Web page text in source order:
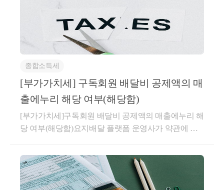
질의내용
○ 종전주택(A)을 보유한 1세대가 B토지
위에 건물을 신축하여 B주택(겸용주택,
다가구주택)을 취득한 경우 종전주택(A)
양도시 일시적 2주택 비과세 특례 적용
이 가능한지
3. 관련사례
○ 사전-2015-법령해석재산-0097,
「소득세법 시행령」제167조의3 제1항
제2호 각 목에 따른 주택(장기임대주택)
과 그 밖의 1주택(거주주택)을 국내에 소
차계약에 해당하는지사전-2026-법규재산-0087등록일
자 : 2026.04.30.생산일자 : 2026.03.16.요지주택 매매계
약을 체결한 후 임대차계약을 체결한 경우로서 주택
취득일 이후 임대기간이 개시되더라도 주택 취득(잔금
청산) 전에 임차인과 체결한 임대차계약은 직전임대차
계약에 해당하지 않는 것임답변내용귀 사전답변 신청
의 사실관계와 같이,1세대가 주택을 취득하는 매매계
약 체결 이후주택 취득 전에 매수인이 임대인이 되고
전 소유자(매도인)가 임차인이 되는 별도의 임대차계
약을 체결하고 주택 취득과 동시에 임대기간이 시작되
어 실제 1년 6개월 이상을 임대한 경우,해당 계약이
대차계약에 해당하는지 여부에 관하여는 기존 해석사
례(기획재정부 재산세제과-1440, 2022.11.17.)를 참조하
시기 바랍니다.○ 기획재정부 재산세제과-1440, 2022.1
종합소득세
[부가가치세] 구독회원 배달비 공제액의 매
출에누리 해당 여부(해당함)
[부가가치세]구독회원 배달비 공제액의 매출에누리 해
당 여부(해당함)요지배달 플랫폼 운영사가 약관에 따
상당액은 부가가치세법 제29조 제5항 제1호의 매출에
누리에 해당하여 부가가치세 과세표준에 포함하지 아
니함회신배달 플랫폼 운영사가 판매회원과 구매회원